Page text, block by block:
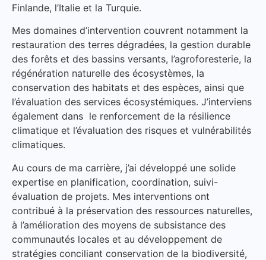
Finlande, l’Italie et la Turquie.
Mes domaines d’intervention couvrent notamment la
restauration des terres dégradées, la gestion durable
des forêts et des bassins versants, l’agroforesterie, la
régénération naturelle des écosystèmes, la
conservation des habitats et des espèces, ainsi que
l’évaluation des services écosystémiques. J’interviens
également dans le renforcement de la résilience
climatique et l’évaluation des risques et vulnérabilités
climatiques.
Au cours de ma carrière, j’ai développé une solide
expertise en planification, coordination, suivi-
évaluation de projets. Mes interventions ont
contribué à la préservation des ressources naturelles,
à l’amélioration des moyens de subsistance des
communautés locales et au développement de
stratégies conciliant conservation de la biodiversité,